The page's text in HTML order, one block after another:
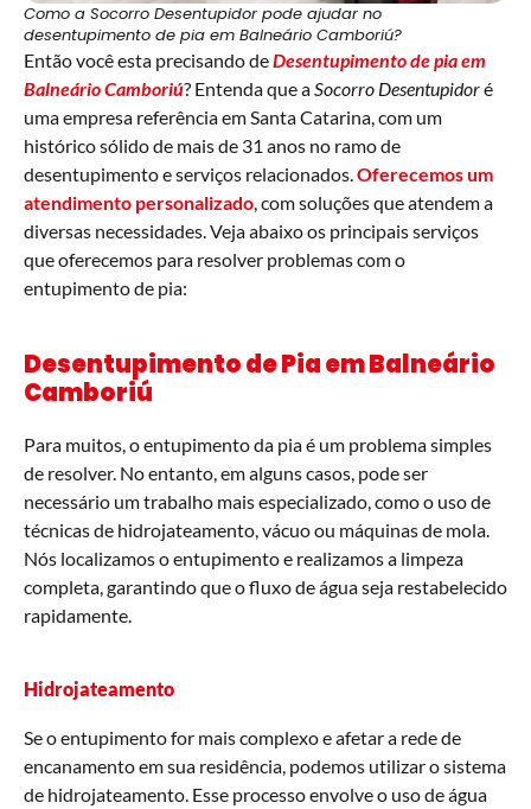
Como a Socorro Desentupidor pode ajudar no
desentupimento de pia em Balneário Camboriú?
Então você esta precisando deDesentupimento de pia em
Balneário Camboriú? Entenda que a Socorro Desentupidoré
uma empresa referência em Santa Catarina, com um
histórico sólido de mais de 31 anos no ramo de
desentupimento e serviços relacionados. Oferecemos um
atendimento personalizado , com soluções que atendem a
diversas necessidades. Veja abaixo os principais serviços
que oferecemos para resolver problemas com o
entupimento de pia:
Desentupimento de Pia em Balneário
Camboriú
Para muitos, o entupimento da pia é um problema simples
de resolver. No entanto, em alguns casos, pode ser
necessário um trabalho mais especializado, como o uso de
técnicas de hidrojateamento, vácuo ou máquinas de mola.
Nós localizamos o entupimento e realizamos a limpeza
completa, garantindo que o fluxo de água seja restabelecido
rapidamente.
Hidrojateamento
Se o entupimento for mais complexo e afetar a rede de
encanamento em sua residência, podemos utilizar o sistema
de hidrojateamento. Esse processo envolve o uso de água